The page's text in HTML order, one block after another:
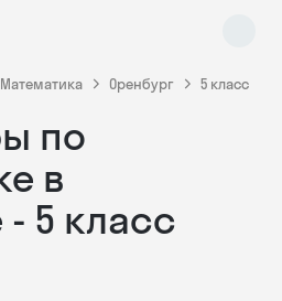
Математика Оренбург 5 класс
по
в
5 класс